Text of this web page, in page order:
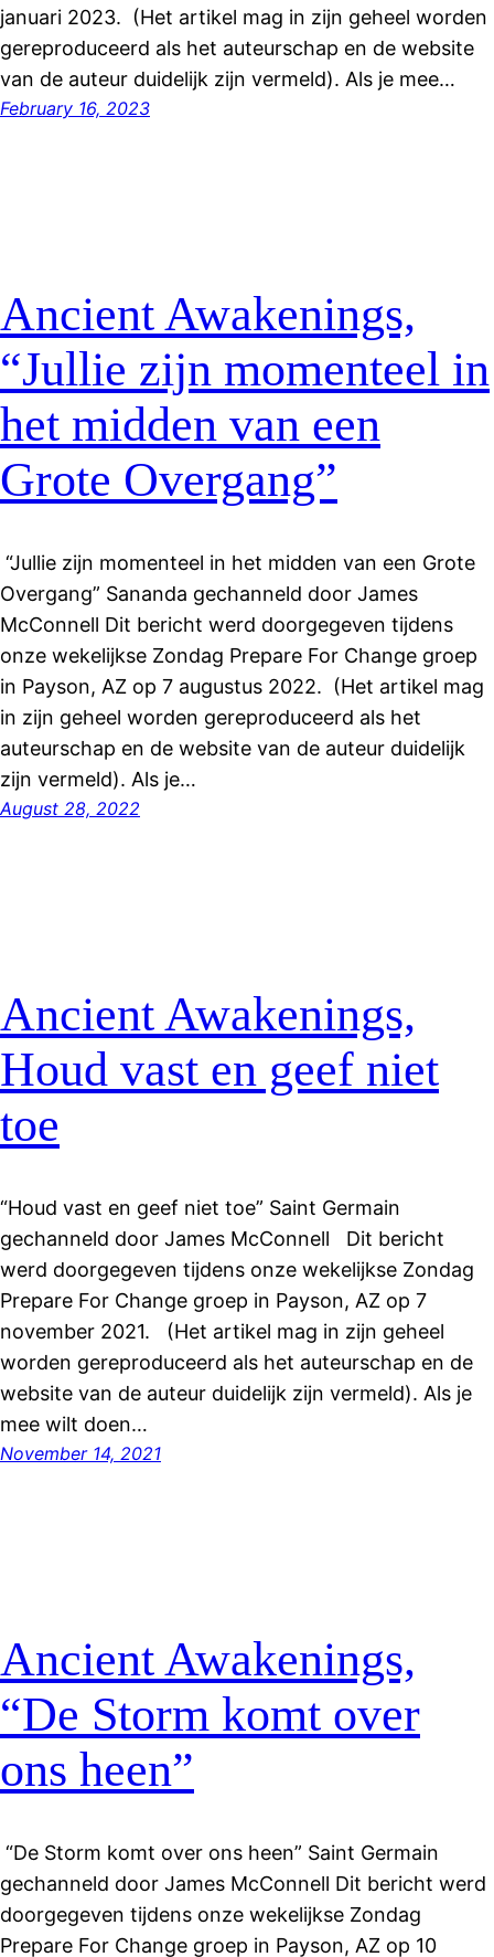
januari 2023. (Het artikel mag in zijn geheel worden
gereproduceerd als het auteurschap en de website
van de auteur duidelijk zijn vermeld). Als je mee…
February 16, 2023
Ancient Awakenings,
“Jullie zijn momenteel in
het midden van een
Grote Overgang”
“Jullie zijn momenteel in het midden van een Grote
Overgang” Sananda gechanneld door James
McConnell Dit bericht werd doorgegeven tijdens
onze wekelijkse Zondag Prepare For Change groep
in Payson, AZ op 7 augustus 2022. (Het artikel mag
in zijn geheel worden gereproduceerd als het
auteurschap en de website van de auteur duidelijk
zijn vermeld). Als je…
August 28, 2022
Ancient Awakenings,
Houd vast en geef niet
toe
“Houd vast en geef niet toe” Saint Germain
gechanneld door James McConnell Dit bericht
werd doorgegeven tijdens onze wekelijkse Zondag
Prepare For Change groep in Payson, AZ op 7
november 2021. (Het artikel mag in zijn geheel
worden gereproduceerd als het auteurschap en de
website van de auteur duidelijk zijn vermeld). Als je
mee wilt doen…
November 14, 2021
Ancient Awakenings,
“De Storm komt over
ons heen”
“De Storm komt over ons heen” Saint Germain
gechanneld door James McConnell Dit bericht werd
doorgegeven tijdens onze wekelijkse Zondag
Prepare For Change groep in Payson, AZ op 10